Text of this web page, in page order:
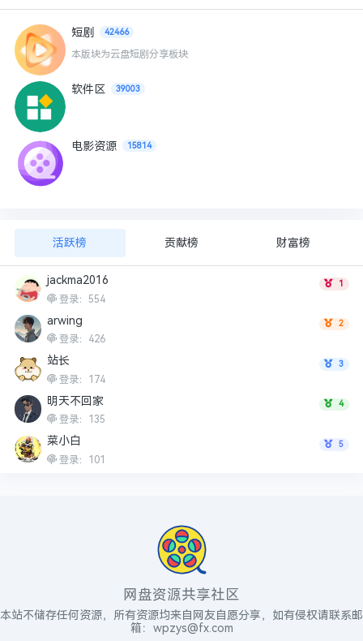
短剧 42466
本版块为云盘短剧分享板块
软件区 39003
电影资源 15814
活跃榜 贡献榜 财富榜
jackma2016
登录：554
1
arwing
登录：426
2
站长
登录：174
3
明天不回家
登录：135
4
菜小白
登录：101
5
网盘资源共享社区
本站不储存任何资源，所有资源均来自网友自愿分享，如有侵权请联系邮
箱：wpzys@fx.com